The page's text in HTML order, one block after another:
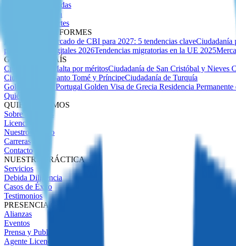
Guías Especializadas
Debida Diligencia
Índice de Pasaportes
ANÁLISIS E INFORMES
Previsión del mercado de CBI para 2027: 5 tendencias claveCiudadanía
para nómadas digitales 2026Tendencias migratorias en la UE 2025
GUÍAS POR PAÍS
Ciudadanía de Malta por méritosCiudadanía de San Cristóbal y Nieves
Ciudadanía de Santo Tomé y PríncipeCiudadanía de Turquía
Golden Visa de Portugal Golden Visa de Grecia Residencia Permanente
Quiénes Somos
QUIÉNES SOMOS
Sobre Nosotros
Licencias
Nuestro Equipo
Carreras
Contacto
NUESTRA PRÁCTICA
Servicios
Debida Diligencia
Casos de Éxito
Testimonios
PRESENCIA GLOBAL
Alianzas
Eventos
Prensa y Publicaciones
Agente Licenciado